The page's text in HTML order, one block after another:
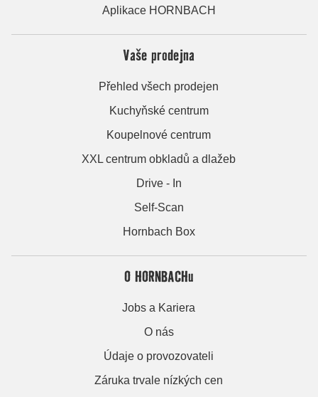
Aplikace HORNBACH
Vaše prodejna
Přehled všech prodejen
Kuchyňské centrum
Koupelnové centrum
XXL centrum obkladů a dlažeb
Drive - In
Self-Scan
Hornbach Box
O HORNBACHu
Jobs a Kariera
O nás
Údaje o provozovateli
Záruka trvale nízkých cen